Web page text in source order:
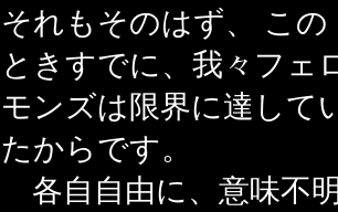
それもそのはず、 この
ときすでに、我々フェ
モンズは限界に達して
たからです。
各自自由に、意味不